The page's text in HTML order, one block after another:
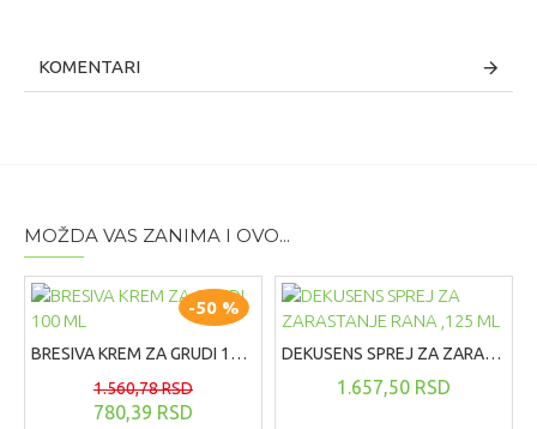
KOMENTARI
MOŽDA VAS ZANIMA I OVO...
-50 %
BRESIVA KREM ZA GRUDI 100 ML
780,39 RSD
1.560,78 RSD
DEKUSENS SPREJ ZA ZARASTANJE RANA ,125 ML
1.657,50 RSD